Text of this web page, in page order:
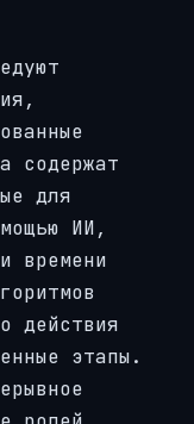
содержат
для
ИИ,
времени
действия
этапы.